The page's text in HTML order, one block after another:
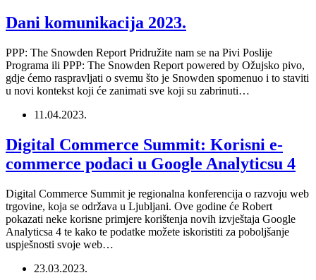
Dani komunikacija 2023.
PPP: The Snowden Report Pridružite nam se na Pivi Poslije
Programa ili PPP: The Snowden Report powered by Ožujsko pivo,
gdje ćemo raspravljati o svemu što je Snowden spomenuo i to staviti
u novi kontekst koji će zanimati sve koji su zabrinuti…
11.04.2023.
Digital Commerce Summit: Korisni e-
commerce podaci u Google Analyticsu 4
Digital Commerce Summit je regionalna konferencija o razvoju web
trgovine, koja se održava u Ljubljani. Ove godine će Robert
pokazati neke korisne primjere korištenja novih izvještaja Google
Analyticsa 4 te kako te podatke možete iskoristiti za poboljšanje
uspješnosti svoje web…
23.03.2023.